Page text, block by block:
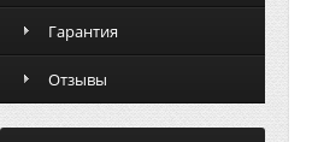
Гарантия
Отзывы